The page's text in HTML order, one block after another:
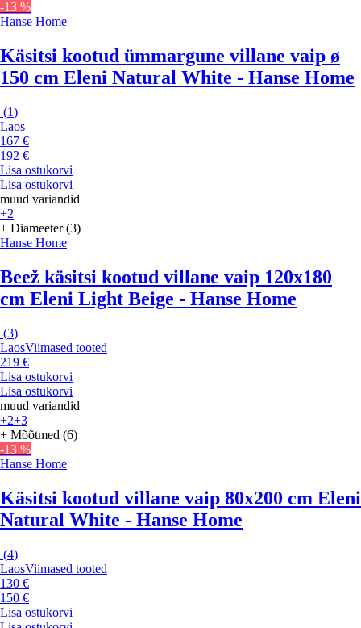
-13 %
Hanse Home
Käsitsi kootud ümmargune villane vaip ø
150 cm Eleni Natural White - Hanse Home
(1)
Laos
167 €
192 €
Lisa ostukorvi
Lisa ostukorvi
muud variandid
+2
+ Diameeter (3)
Hanse Home
Beež käsitsi kootud villane vaip 120x180
cm Eleni Light Beige - Hanse Home
(3)
LaosViimased tooted
219 €
Lisa ostukorvi
Lisa ostukorvi
muud variandid
+2+3
+ Mõõtmed (6)
-13 %
Hanse Home
Käsitsi kootud villane vaip 80x200 cm Eleni
Natural White - Hanse Home
(4)
LaosViimased tooted
130 €
150 €
Lisa ostukorvi